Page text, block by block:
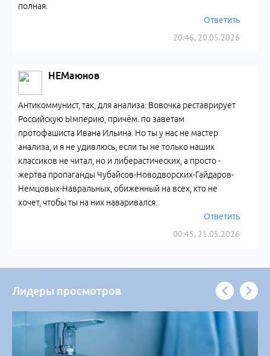
20:46, 20.05.2026
полная.
Ответить
НЕМаюнов
00:45, 21.05.2026
Антикоммунист, так, для анализа: Вовочка реставрирует
Российскую Ымперию, причём. по заветам
протофашиста Ивана Ильина. Но ты у нас не мастер
анализа, и я не удивлюсь, если ты не только наших
классиков не читал, но и либерастических, а просто -
жертва пропаганды Чубайсов-Новодворских-Гайдаров-
Немцовых-Навральных, обиженный на всех, кто не
хочет, чтобы ты на них наваривался.
Ответить
Лидеры просмотров